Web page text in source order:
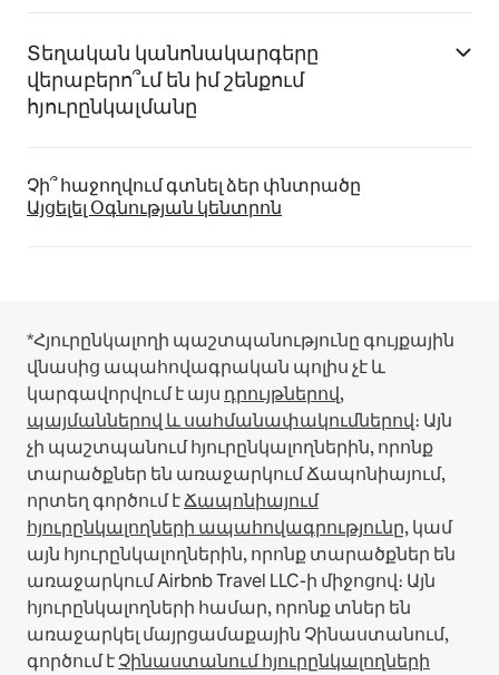
Տեղական կանոնակարգերը
վերաբերո՞ւմ են իմ շենքում
հյուրընկալմանը
Չի՞ հաջողվում գտնել ձեր փնտրածը
Այցելել Օգնության կենտրոն
*Հյուրընկալողի պաշտպանությունը գույքային
վնասից ապահովագրական պոլիս չէ և
կարգավորվում է այս դրույթներով,
պայմաններով և սահմանափակումներով։ Այն
չի պաշտպանում հյուրընկալողներին, որոնք
տարածքներ են առաջարկում Ճապոնիայում,
որտեղ գործում էՃապոնիայում
հյուրընկալողների ապահովագրությունը, կամ
այն հյուրընկալողներին, որոնք տարածքներ են
առաջարկում Airbnb Travel LLC-ի միջոցով։ Այն
հյուրընկալողների համար, որոնք տներ են
առաջարկել մայրցամաքային Չինաստանում,
գործում էՉինաստանում հյուրընկալողների